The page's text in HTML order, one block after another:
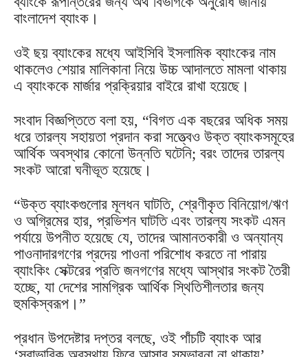
বাংলাদেশ ব্যাংক।
ওই ছয় ব্যাংকের মধ্যে আইসিবি ইসলামিক ব্যাংকের নাম
থাকলেও শেয়ার মালিকানা নিয়ে উচ্চ আদালতে মামলা থাকায়
এ ব্যাংককে মার্জার প্রক্রিয়ার বাইরে রাখা হয়েছে।
সংবাদ বিজ্ঞপ্তিতে বলা হয়, “বিগত এক বছরের অধিক সময়
ধরে তারল্য সহায়তা প্রদান করা সত্ত্বেও উক্ত ব্যাংকসমূহের
আর্থিক অবস্থার কোনো উন্নতি ঘটেনি; বরং তাদের তারল্য
সংকট আরো ঘনীভূত হয়েছে।
“উক্ত ব্যাংকগুলোর মূলধন ঘাটতি, শ্রেণীকৃত বিনিয়োগ/ঋণ
ও অগ্রিমের হার, প্রভিশন ঘাটতি এবং তারল্য সংকট এমন
পর্যায়ে উপনীত হয়েছে যে, তাদের আমানতকারী ও অন্যান্য
পাওনাদারগণের প্রদেয় পাওনা পরিশোধ করতে না পারায়
ব্যাংকিং সেক্টরের প্রতি জনগণের মধ্যে আস্থার সংকট তৈরী
হচ্ছে, যা দেশের সামগ্রিক আর্থিক স্থিতিশীলতার জন্য
হুমকিস্বরূপ।”
প্রধান উপদেষ্টার দপ্তর বলছে, ওই পাঁচটি ব্যাংক আর